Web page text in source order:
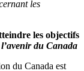
les
les objectifs
du Canada
du Canada est